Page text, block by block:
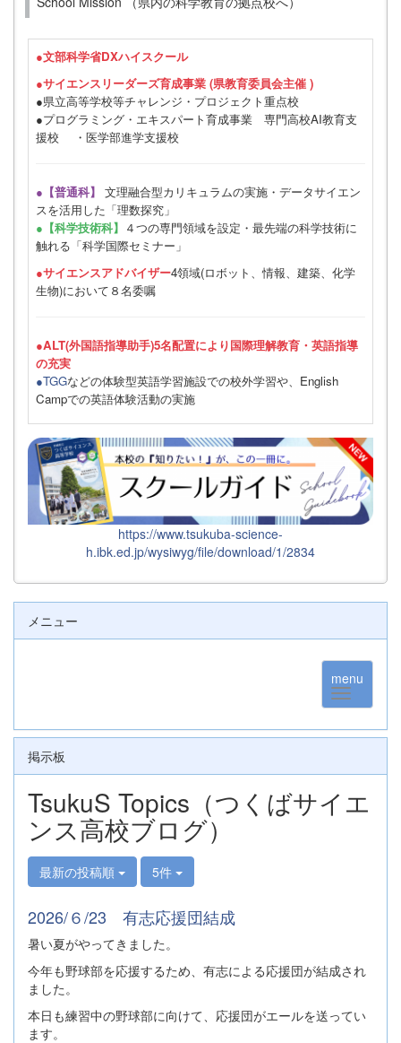
●文部科学省DXハイスクール
●サイエンスリーダーズ育成事業 (県教育委員会主催 )
●県立高等学校等チャレンジ・プロジェクト重点校
●プログラミング・エキスパート育成事業 専門高校AI教育支
援校 ・医学部進学支援校
●【普通科】 文理融合型カリキュラムの実施・データサイエン
スを活用した「理数探究」
●【科学技術科】 ４つの専門領域を設定・最先端の科学技術に
触れる「科学国際セミナー」
●サイエンスアドバイザー4領域(ロボット、情報、建築、化学
生物)において８名委嘱
●ALT(外国語指導助手)5名配置により国際理解教育・英語指導
の充実
●TGGなどの体験型英語学習施設での校外学習や、English
Campでの英語体験活動の実施
https://www.tsukuba-science-
h.ibk.ed.jp/wysiwyg/file/download/1/2834
メニュー
menu
掲示板
TsukuS Topics（つくばサイエ
ンス高校ブログ）
最新の投稿順 5件
2026/６/23 有志応援団結成
暑い夏がやってきました。
今年も野球部を応援するため、有志による応援団が結成され
ました。
本日も練習中の野球部に向けて、応援団がエールを送ってい
ます。